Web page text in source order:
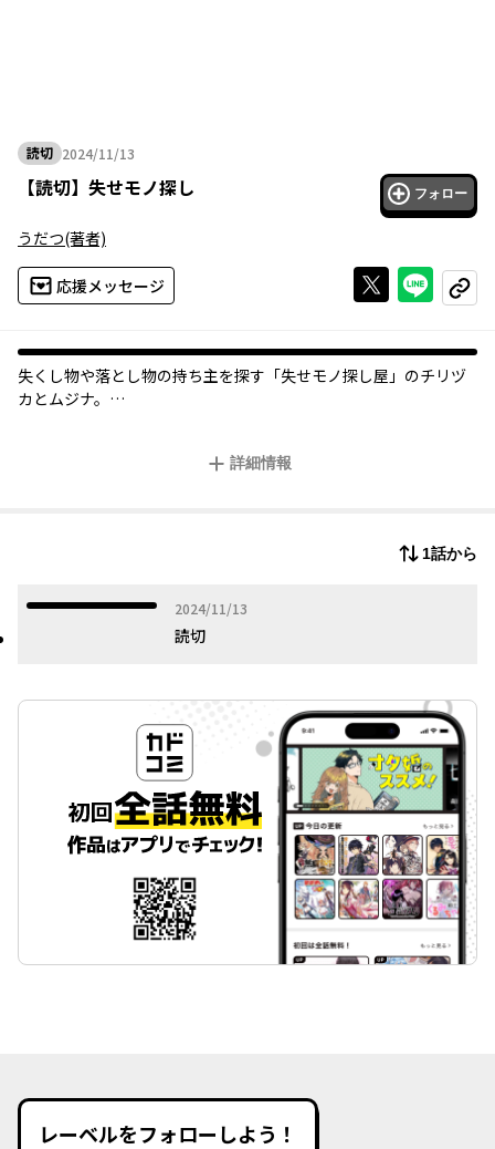
読切 2024/11/13
2024年11月13日
【読切】 失せモノ探し フォロー
うだつ(著者)
応援メッセージ Xで投稿する
ライン
コピー
失くし物や落とし物の持ち主を探す「失せモノ探し屋」のチリヅ
カとムジナ。
先、失せもの探し屋に一人の女の子が訪ねてきて…？
詳細情報
1話から
2024/11/13
2024年11月13日
読切
レーベルをフォローしよう！